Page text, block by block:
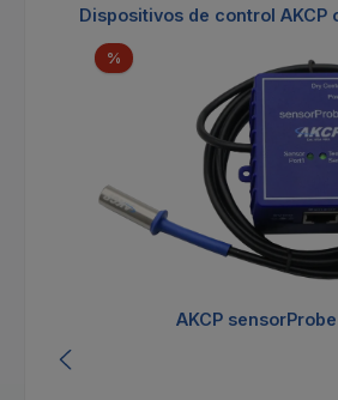
Omitir la galería de productos
Dispositivos de control AKCP
%Descuento
AKCP sensorProbe